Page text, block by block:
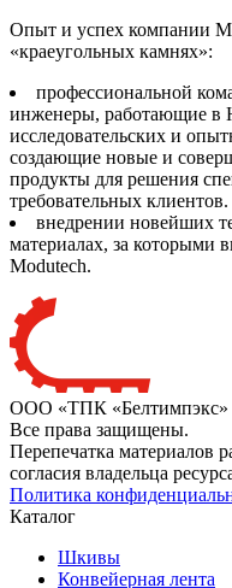
Опыт и успех компании
«краеугольных камнях»:
профессиональной
инженеры, работающие в
исследовательских и
создающие новые и
продукты для решения
требовательных клиентов.
внедрении новейших
материалах, за которыми
Modutech.
ООО «ТПК «Белтимпэкс»
Все права защищены.
Перепечатка материалов
согласия владельца
Политика
Каталог
Шкивы
Конвейерная лента